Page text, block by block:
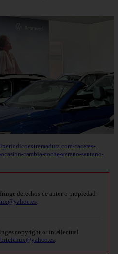
caceres-
cambia-coche-verano-santano-
derechos de autor o propiedad
.
copyright or intellectual
bitelchux@yahoo.es.